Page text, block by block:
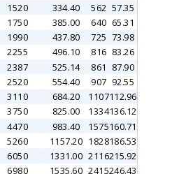
1520 334.40 562 57.35
1750 385.00 640 65.31
1990 437.80 725 73.98
2255 496.10 816 83.26
2387 525.14 861
87.90
2520 554.40 907 92.55
3110 684.20 1107112.96
3750 825.00 1334136.12
4470 983.40 1575160.71
5260 1157.20 1828186.53
6050 1331.00 2116215.92
6980 1535.60 2415246.43